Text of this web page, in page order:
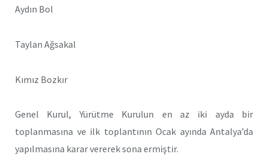
Aydın Bol
Taylan Ağsakal
Kımız Bozkır
Genel Kurul, Yürütme Kurulun en az iki ayda bir
toplanmasına ve ilk toplantının Ocak ayında Antalya’da
yapılmasına karar vererek sona ermiştir.